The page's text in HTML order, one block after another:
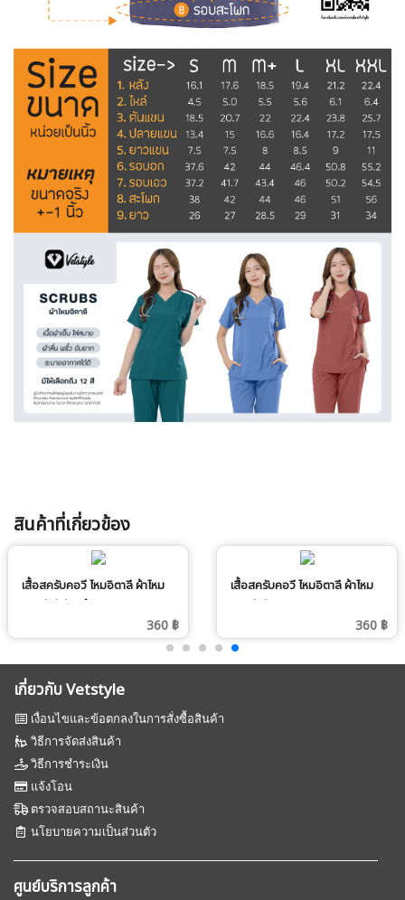
สินค้าที่เกี่ยวข้อง
เสื้อสครับคอวี ไหมอิตาลี ผ้าไหม
อิตาลี สีเขียวเข้ม
360 ฿
เสื้อสครับคอวี ไหมอิตาลี ผ้าไหม
อิตาลี สีกะปิ
360 ฿
เกี่ยวกับ Vetstyle
เงื่อนไขและข้อตกลงในการสั่งซื้อสินค้า
วิธีการจัดส่งสินค้า
วิธีการชำระเงิน
แจ้งโอน
ตรวจสอบสถานะสินค้า
นโยบายความเป็นส่วนตัว
ศูนย์บริการลูกค้า